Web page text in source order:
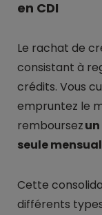
en CDI
Le rachat de
consistant à
crédits. Vous
empruntez le
remboursez
seule
Cette
différents